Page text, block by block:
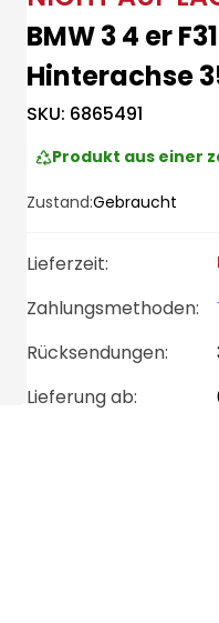
BMW 3 4 er
Hinterachse
SKU: 6865491
Produkt aus einer
Zustand:Gebraucht
Lieferzeit:
Zahlungsmethoden:
Rücksendungen:
Lieferung ab: